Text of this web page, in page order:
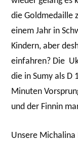
die Goldmedaille
einem Jahr in
Kindern, aber
einfahren? Die
die in Sumy als D
Minuten
und der Finnin
Unsere